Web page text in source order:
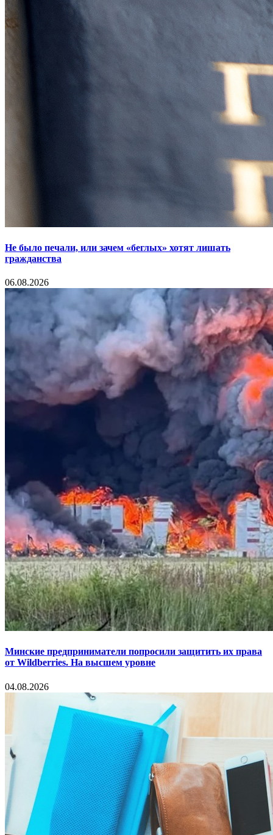
Не было печали, или зачем «беглых» хотят лишать
гражданства
06.08.2026
Минские предприниматели попросили защитить их права
от Wildberries. На высшем уровне
04.08.2026